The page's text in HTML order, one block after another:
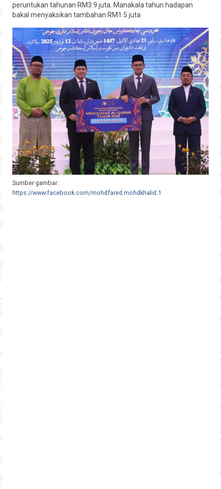
Hubungi
peruntukan tahunan RM3.9 juta. Manakala tahun hadapan
bakal menyaksikan tambahan RM1.5 juta
Sumber gambar:
https://www.facebook.com/mohdfared.mohdkhalid.1